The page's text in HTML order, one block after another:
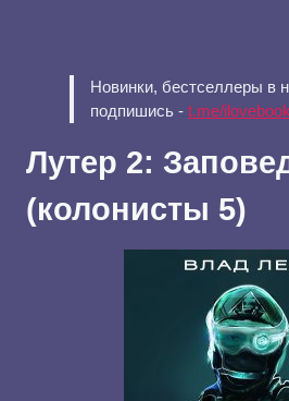
Новинки, бестселлеры в
подпишись - t.me/
Лутер 2:
(колонисты 5)